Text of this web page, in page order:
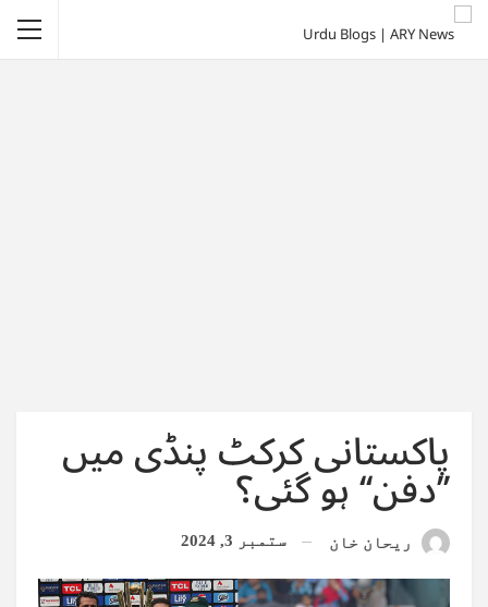
پاکستانی کرکٹ پنڈی میں
’’دفن‘‘ ہو گئی؟
ریحان خان ستمبر 3, 2024